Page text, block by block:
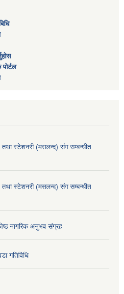
तथा स्टेशनरी (मसलन्द) संग सम्बन्धीत
तथा स्टेशनरी (मसलन्द) संग सम्बन्धीत
नागरिक अनुभव संग्रह
गतिविधि